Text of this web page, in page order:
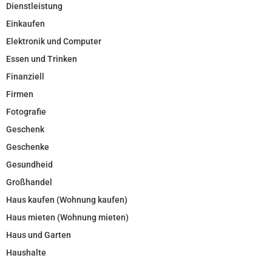
Dienstleistung
Einkaufen
Elektronik und Computer
Essen und Trinken
Finanziell
Firmen
Fotografie
Geschenk
Geschenke
Gesundheid
Großhandel
Haus kaufen (Wohnung kaufen)
Haus mieten (Wohnung mieten)
Haus und Garten
Haushalte